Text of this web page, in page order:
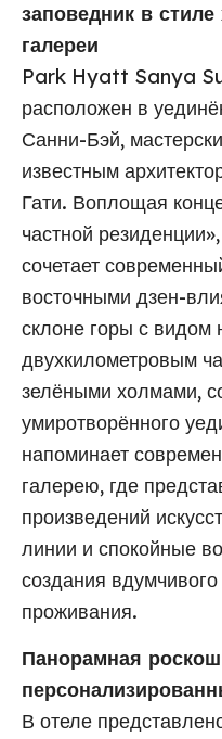
заповедник в
галереи
Park Hyatt Sanya
расположен в
Санни-Бэй,
известным
Гати. Воплощая
частной
сочетает
восточными дзен-
склоне горы с видом
двухкилометровым
зелёными холмами,
умиротворённого
напоминает
галерею, где
произведений
линии и спокойные
создания
проживания.
Панорамная
В отеле